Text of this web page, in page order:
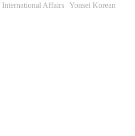
Affairs | Yonsei Korean